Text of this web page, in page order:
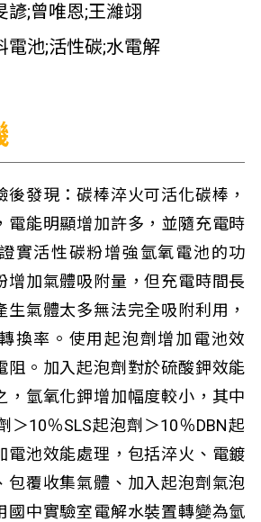
諺;曾唯恩;王濰翊
電池;活性碳;水電解
後發現：碳棒淬火可活化碳棒，
電能明顯增加許多，並隨充電時
實活性碳粉增強氫氧電池的功
增加氣體吸附量，但充電時間長
生氣體太多無法完全吸附利用，
換率。使用起泡劑增加電池效
阻。加入起泡劑對於硫酸鉀效能
，氫氧化鉀增加幅度較小，其中
＞10％SLS起泡劑＞10％DBN起
電池效能處理，包括淬火、電鍍
包覆收集氣體、加入起泡劑氣泡
國中實驗室電解水裝置轉變為氫